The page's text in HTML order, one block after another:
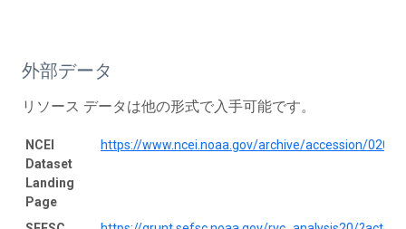
外部データ
リソース データは他の形式で入手可能です。
NCEI
Dataset
Landing
Page
https://www.ncei.noaa.gov/archive/accession/